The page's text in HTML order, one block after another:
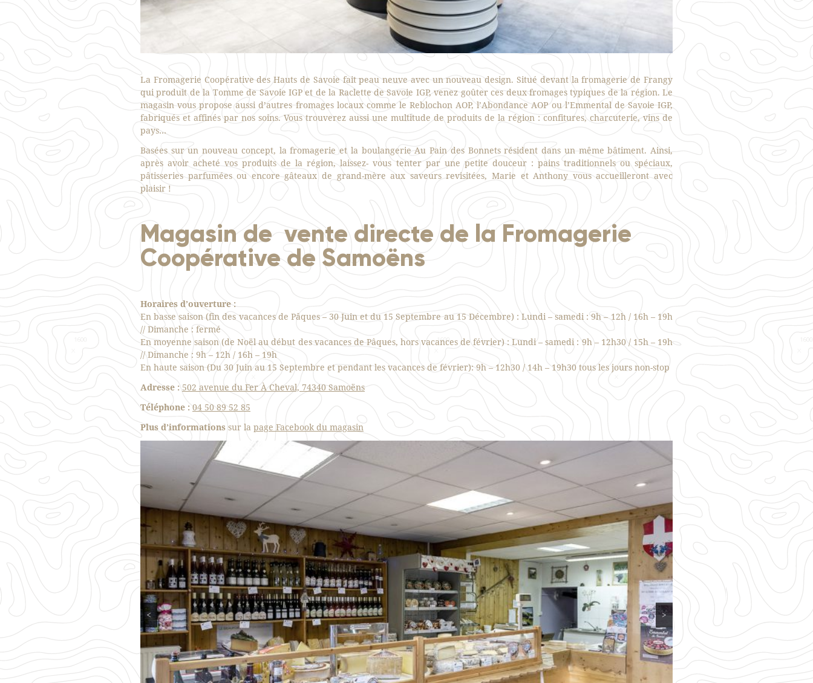
La Fromagerie Coopérative des Hauts de Savoie fait peau neuve avec un nouveau design. Situé devant la fromagerie de Frangy
qui produit de la Tomme de Savoie IGP et de la Raclette de Savoie IGP, venez goûter ces deux fromages typiques de la région. Le
magasin vous propose aussi d’autres fromages locaux comme le Reblochon AOP, l’Abondance AOP ou l’Emmental de Savoie IGP,
fabriqués et affinés par nos soins. Vous trouverez aussi une multitude de produits de la région : confitures, charcuterie, vins de
pays…
Basées sur un nouveau concept, la fromagerie et la boulangerie Au Pain des Bonnets résident dans un même bâtiment. Ainsi,
après avoir acheté vos produits de la région, laissez- vous tenter par une petite douceur : pains traditionnels ou spéciaux,
pâtisseries parfumées ou encore gâteaux de grand-mère aux saveurs revisitées, Marie et Anthony vous accueilleront avec
plaisir !
Magasin de vente directe de la Fromagerie
Coopérative de Samoëns
Horaires d’ouverture :
En basse saison (fin des vacances de Pâques – 30 Juin et du 15 Septembre au 15 Décembre) : Lundi – samedi : 9h – 12h / 16h – 19h
// Dimanche : fermé
En moyenne saison (de Noël au début des vacances de Pâques, hors vacances de février) : Lundi – samedi : 9h – 12h30 / 15h – 19h
// Dimanche : 9h – 12h / 16h – 19h
En haute saison (Du 30 Juin au 15 Septembre et pendant les vacances de février): 9h – 12h30 / 14h – 19h30 tous les jours non-stop
Adresse : 502 avenue du Fer À Cheval, 74340 Samoëns
Téléphone : 04 50 89 52 85
Plus d’informations sur la page Facebook du magasin
< >